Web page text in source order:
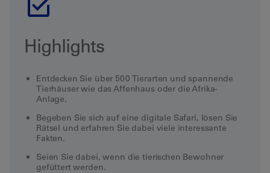
Highlights
Entdecken Sie über 500 Tierarten und spannende
Tierhäuser wie das Affenhaus oder die Afrika-
Anlage.
Begeben Sie sich auf eine digitale Safari, lösen Sie
Rätsel und erfahren Sie dabei viele interessante
Fakten.
Seien Sie dabei, wenn die tierischen Bewohner
gefüttert werden.